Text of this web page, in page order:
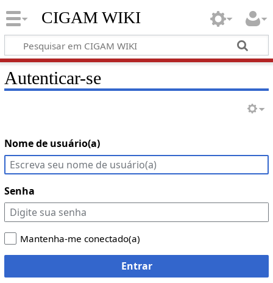
CIGAM WIKI
Autenticar-se
Nome de usuário(a)
Senha
Mantenha-me conectado(a)
Entrar